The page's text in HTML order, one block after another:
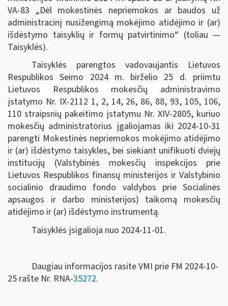
VA-83 „Dėl mokestinės nepriemokos ar baudos už
administracinį nusižengimą mokėjimo atidėjimo ir (ar)
išdėstymo taisyklių ir formų patvirtinimo“ (toliau —
Taisyklės).
Taisyklės parengtos vadovaujantis
Lietuvos
Respublikos Seimo 2024 m. birželio 25 d. priimtu
Lietuvos Respublikos mokesčių administravimo
įstatymo Nr. IX-2112 1, 2, 14, 26, 86, 88, 93, 105, 106,
110 straipsnių pakeitimo įstatymu Nr. XIV-2805, kuriuo
mokesčių administratorius įgaliojamas iki 2024-10-31
parengti Mokestinės nepriemokos mokėjimo atidėjimo
ir (ar) išdėstymo taisykles, bei siekiant unifikuoti dviejų
institucijų (Valstybinės mokesčių inspekcijos prie
Lietuvos Respublikos finansų ministerijos ir Valstybinio
socialinio draudimo fondo valdybos prie Socialinės
apsaugos ir darbo ministerijos) taikomą mokesčių
atidėjimo ir (ar) išdėstymo instrumentą.
Taisyklės įsigalioja nuo 2024-11-01.
Daugiau informacijos rasite VMI prie FM 2024-10-
25 rašte Nr. RNA-35272.